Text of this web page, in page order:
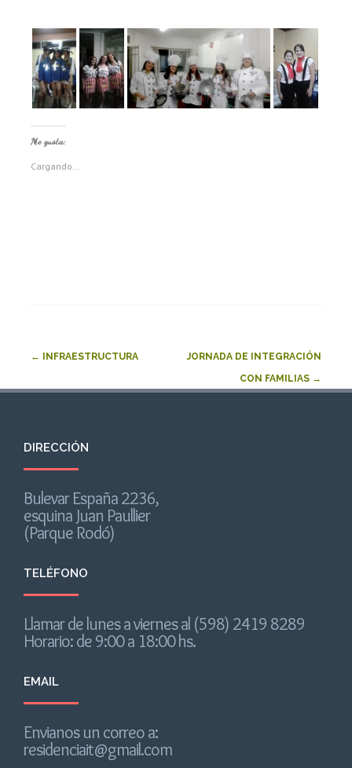
Me gusta:
Cargando...
Post
← INFRAESTRUCTURA
JORNADA DE INTEGRACIÓN
CON FAMILIAS →
DIRECCIÓN
Bulevar España 2236,
esquina Juan Paullier
(Parque Rodó)
TELÉFONO
Llamar de lunes a viernes al (598) 2419 8289
Horario: de 9:00 a 18:00 hs.
EMAIL
Envianos un correo a:
residenciait@gmail.com